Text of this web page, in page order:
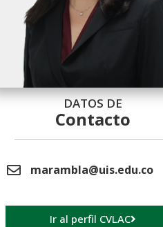
DATOS DE
Contacto
marambla@uis.edu.co
Ir al perfil CVLAC